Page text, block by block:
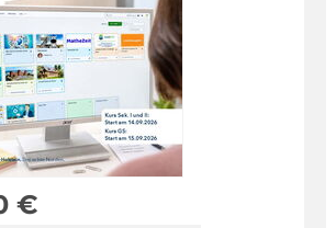
€